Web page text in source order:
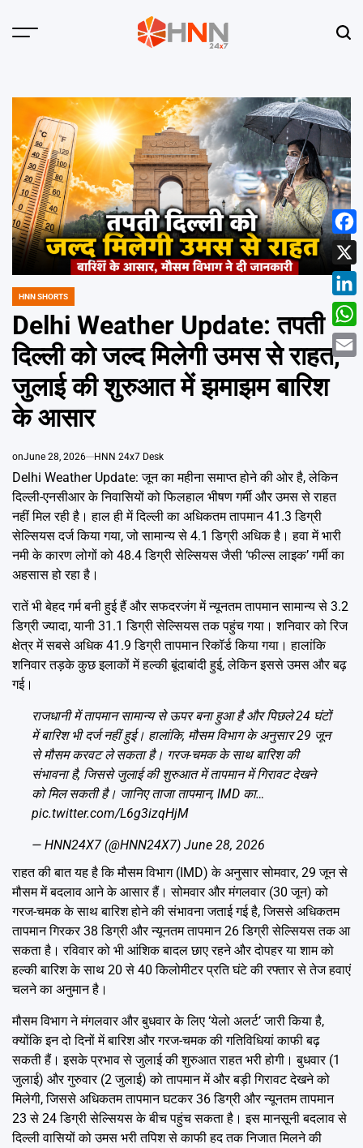
Menu
POSTED
HNN SHORTS
Delhi Weather Update: तपती
दिल्ली को जल्द मिलेगी उमस से राहत,
जुलाई की शुरुआत में झमाझम बारिश
के आसार
onJune 28, 2026 HNN 24x7 Desk
Delhi Weather Update: जून का महीना समाप्त होने की ओर है, लेकिन
दिल्ली-एनसीआर के निवासियों को फिलहाल भीषण गर्मी और उमस से राहत
नहीं मिल रही है। हाल ही में दिल्ली का अधिकतम तापमान 41.3 डिग्री
सेल्सियस दर्ज किया गया, जो सामान्य से 4.1 डिग्री अधिक है। हवा में भारी
नमी के कारण लोगों को 48.4 डिग्री सेल्सियस जैसी ‘फील्स लाइक’ गर्मी का
अहसास हो रहा है।
रातें भी बेहद गर्म बनी हुई हैं और सफदरजंग में न्यूनतम तापमान सामान्य से 3.2
डिग्री ज्यादा, यानी 31.1 डिग्री सेल्सियस तक पहुंच गया। शनिवार को रिज
क्षेत्र में सबसे अधिक 41.9 डिग्री तापमान रिकॉर्ड किया गया। हालांकि
शनिवार तड़के कुछ इलाकों में हल्की बूंदाबांदी हुई, लेकिन इससे उमस और बढ़
गई।
राजधानी में तापमान सामान्य से ऊपर बना हुआ है और पिछले 24 घंटों
में बारिश भी दर्ज नहीं हुई। हालांकि, मौसम विभाग के अनुसार 29 जून
से मौसम करवट ले सकता है। गरज-चमक के साथ बारिश की
संभावना है, जिससे जुलाई की शुरुआत में तापमान में गिरावट देखने
को मिल सकती है। जानिए ताजा तापमान, IMD का…
pic.twitter.com/L6g3izqHjM
— HNN24X7 (@HNN24X7) June 28, 2026
राहत की बात यह है कि मौसम विभाग (IMD) के अनुसार सोमवार, 29 जून से
मौसम में बदलाव आने के आसार हैं। सोमवार और मंगलवार (30 जून) को
गरज-चमक के साथ बारिश होने की संभावना जताई गई है, जिससे अधिकतम
तापमान गिरकर 38 डिग्री और न्यूनतम तापमान 26 डिग्री सेल्सियस तक आ
सकता है। रविवार को भी आंशिक बादल छाए रहने और दोपहर या शाम को
हल्की बारिश के साथ 20 से 40 किलोमीटर प्रति घंटे की रफ्तार से तेज हवाएं
चलने का अनुमान है।
मौसम विभाग ने मंगलवार और बुधवार के लिए ‘येलो अलर्ट’ जारी किया है,
क्योंकि इन दो दिनों में बारिश और गरज-चमक की गतिविधियां काफी बढ़
सकती हैं। इसके प्रभाव से जुलाई की शुरुआत राहत भरी होगी। बुधवार (1
जुलाई) और गुरुवार (2 जुलाई) को तापमान में और बड़ी गिरावट देखने को
मिलेगी, जिससे अधिकतम तापमान घटकर 36 डिग्री और न्यूनतम तापमान
23 से 24 डिग्री सेल्सियस के बीच पहुंच सकता है। इस मानसूनी बदलाव से
दिल्ली वासियों को उमस भरी तपिश से काफी हद तक निजात मिलने की
X